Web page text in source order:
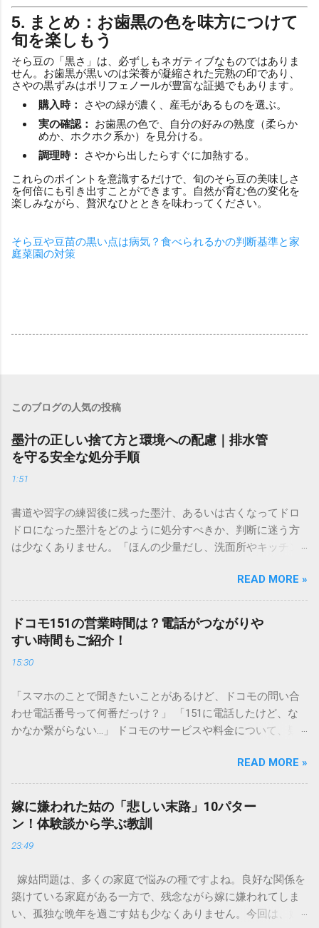
5. まとめ：お歯黒の色を味方につけて
旬を楽しもう
そら豆の「黒さ」は、必ずしもネガティブなものではありま
せん。お歯黒が黒いのは栄養が凝縮された完熟の印であり、
さやの黒ずみはポリフェノールが豊富な証拠でもあります。
購入時：
さやの緑が濃く、産毛があるものを選ぶ。
実の確認：
お歯黒の色で、自分の好みの熟度（柔らか
めか、ホクホク系か）を見分ける。
調理時：
さやから出したらすぐに加熱する。
これらのポイントを意識するだけで、旬のそら豆の美味しさ
を何倍にも引き出すことができます。自然が育む色の変化を
楽しみながら、贅沢なひとときを味わってください。
そら豆や豆苗の黒い点は病気？食べられるかの判断基準と家
庭菜園の対策
このブログの人気の投稿
墨汁の正しい捨て方と環境への配慮｜排水管
を守る安全な処分手順
1:51
書道や習字の練習後に残った墨汁、あるいは古くなってドロ
ドロになった墨汁をどのように処分すべきか、判断に迷う方
は少なくありません。「ほんの少量だし、洗面所やキッチン
と、実は予期せぬトラブルを招く原因となります。 墨汁は、
一般的な生活排水とは性質が大きく異なります。そのまま排
水口へ流すことは環境負荷だけでなく、ご自宅の排水設備を
傷める可能性も高いため、非常に危険です。この記事では、
墨汁を安全かつ環境に優しい方法で処分するための手順と、
容器を適切に分別する方法を徹底解説します。 墨汁を「排水
す）」と「膠（にかわ）」、そして水です。これらは非常に
微細かつ独特の粘性を持っているため、下水処理や配管維持
の観点から以下の問題が発生します。 1. 環境への深刻な負荷
施設であっても、これらの微粒子を完全に分解・除去するこ
とは容易ではありません。大量に流し続けると河川や海まで
到達し、水質の濁りや生態系へ悪影響を及ぼすリスクがあり
ます。 2. 排水管の詰まりと劣化 墨汁の粘度を保っている「膠
め、深刻な詰まりを引き起こします。特に築年数が経過した
住宅では配管トラブルが起きやすく、修理費用が高額になる
ケースも珍しくありません。 3. 頑固なシミと汚れの沈着 陶器
やホーロー製のシンクに墨汁が付着すると、細かい粒子が素
READ MORE »
ドコモ151の営業時間は？電話がつながりや
すい時間もご紹介！
15:30
「スマホのことで聞きたいことがあるけど、ドコモの問い合
わせ電話番号って何番だっけ？」 「151に電話したけど、な
かなか繋がらない…」 ドコモのサービスや料金について、疑
ンフォメーションセンター」の専用電話番号「151」ですよ
ね。 でも、「 ドコモ151は何時まで 営業しているの？」「
151は何時から 受付可能なの？」と営業時間がわからず、な
かなか電話ができない方もいるかもしれません。 この記事で
は、ドコモ151の営業時間や、電話が繋がりやすい時間帯、さ
らには電話がつながらない時の対処法をわかりやすく解説し
言うと、ドコモのインフォメーションセンター「151」の受付
時間は、 午前9時から午後8時まで です。 年中無休で、土日
祝日も営業しています。「 151 営業時間 」を気にする際、ま
READ MORE »
嫁に嫌われた姑の「悲しい末路」10パター
ン！体験談から学ぶ教訓
23:49
嫁姑問題は、多くの家庭で悩みの種ですよね。良好な関係を
築けている家庭がある一方で、残念ながら嫁に嫌われてしま
い、孤独な晩年を過ごす姑も少なくありません。今回は、嫁